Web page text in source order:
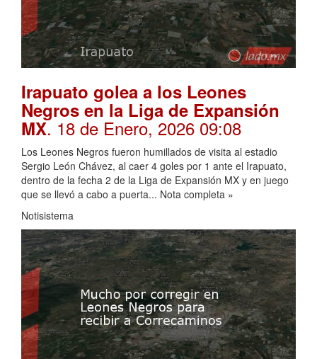
Irapuato golea a los Leones
Negros en la Liga de Expansión
MX. 18 de Enero, 2026 09:08
Los Leones Negros fueron humillados de visita al estadio
Sergio León Chávez, al caer 4 goles por 1 ante el Irapuato,
dentro de la fecha 2 de la Liga de Expansión MX y en juego
que se llevó a cabo a puerta... Nota completa »
Notisistema